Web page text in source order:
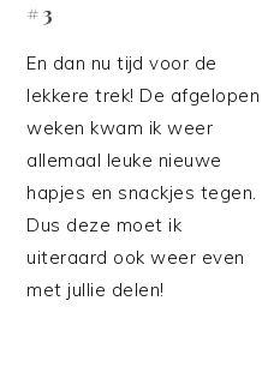
#3
En dan nu tijd voor de
lekkere trek! De afgelopen
weken kwam ik weer
allemaal leuke nieuwe
hapjes en snackjes tegen.
Dus deze moet ik
uiteraard ook weer even
met jullie delen!